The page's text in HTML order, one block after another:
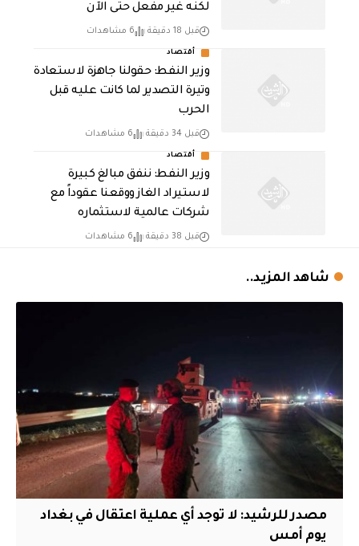
لكنه غير مفعل حتى الآن
قبل 18 دقيقة 6 مشاهدات
أقتصاد
وزير النفط: حقولنا جاهزة لاستعادة
وتيرة التصدير لما كانت عليه قبل
الحرب
قبل 34 دقيقة 6 مشاهدات
أقتصاد
وزير النفط: ننفق مبالغ كبيرة
لاستيراد الغاز ووقعنا عقوداً مع
شركات عالمية لاستثماره
قبل 38 دقيقة 6 مشاهدات
شاهد المزيد..
مصدر للرشيد: لا توجد أي عملية اعتقال في بغداد
يوم أمس